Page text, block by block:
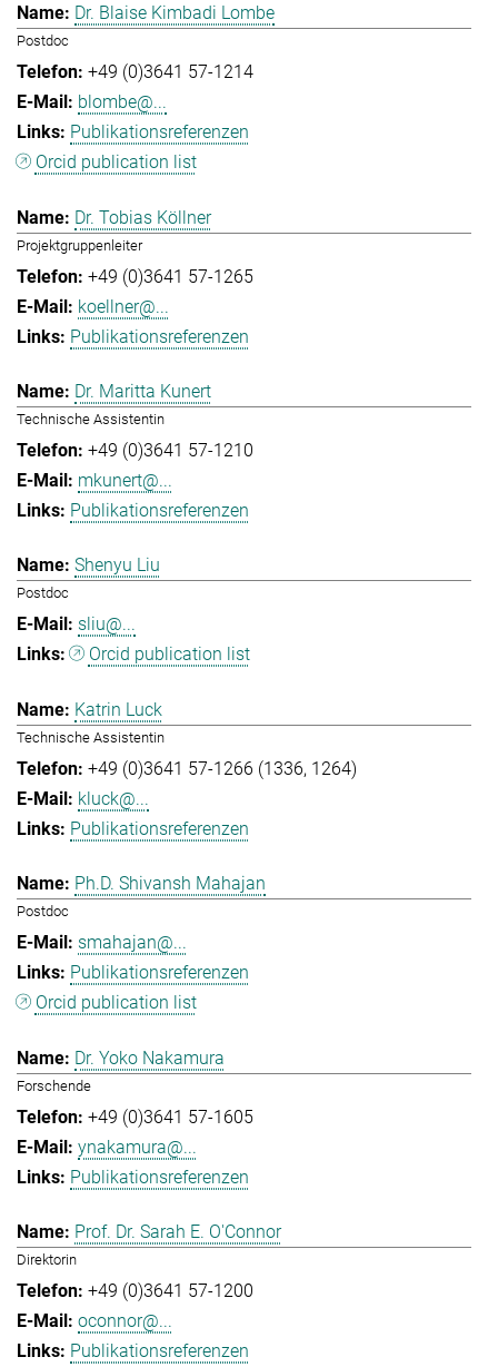
Dr. Blaise Kimbadi Lombe
Postdoc
+49 (0)3641 57-1214
blombe@...
Publikationsreferenzen
Orcid publication list
Dr. Tobias Köllner
Projektgruppenleiter
+49 (0)3641 57-1265
koellner@...
Publikationsreferenzen
Dr. Maritta Kunert
Technische Assistentin
+49 (0)3641 57-1210
mkunert@...
Publikationsreferenzen
Shenyu Liu
Postdoc
sliu@...
Orcid publication list
Katrin Luck
Technische Assistentin
+49 (0)3641 57-1266 (1336, 1264)
kluck@...
Publikationsreferenzen
Ph.D. Shivansh Mahajan
Postdoc
smahajan@...
Publikationsreferenzen
Orcid publication list
Dr. Yoko Nakamura
Forschende
+49 (0)3641 57-1605
ynakamura@...
Publikationsreferenzen
Prof. Dr. Sarah E. O'Connor
Direktorin
+49 (0)3641 57-1200
oconnor@...
Publikationsreferenzen